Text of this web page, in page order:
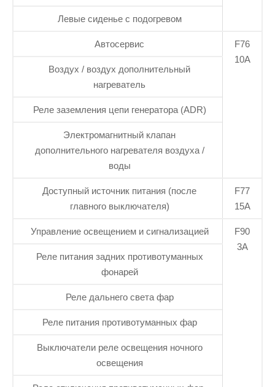
Левые сиденье с подогревом
Автосервис
F76
10А
Воздух / воздух дополнительный
нагреватель
Реле заземления цепи генератора (ADR)
Электромагнитный клапан
дополнительного нагревателя воздуха /
воды
Доступный источник питания (после
главного выключателя)
F77
15А
Управление освещением и сигнализацией
F90
3А
Реле питания задних противотуманных
фонарей
Реле дальнего света фар
Реле питания противотуманных фар
Выключатели реле освещения ночного
освещения